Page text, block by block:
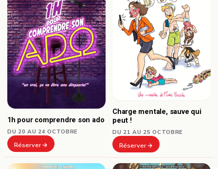
1h pour comprendre son ado
DU 20 AU 24 OCTOBRE
Réserver
Charge mentale, sauve qui
peut !
DU 21 AU 25 OCTOBRE
Réserver